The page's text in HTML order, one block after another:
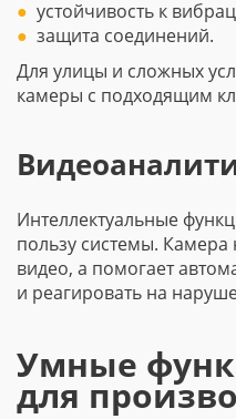
устойчивость к
защита соединений.
Для улицы и сложных
камеры с подходящим
Интеллектуальные
пользу системы. Камера
видео, а помогает
и реагировать на
Умные
для